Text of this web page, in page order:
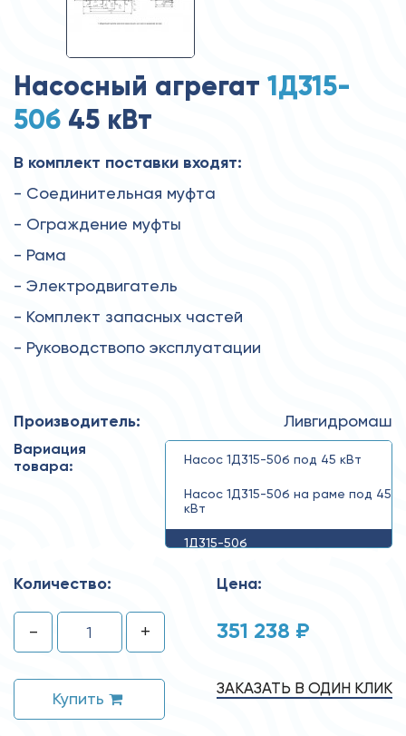
Насосный агрегат 1Д315-
50б 45 кВт
В комплект поставки входят:
- Соединительная муфта
- Ограждение муфты
- Рама
- Электродвигатель
- Комплект запасных частей
- Руководствопо эксплуатации
Производитель: Ливгидромаш
Вариация
товара:
Насос 1Д315-50б под 45 кВт
Насос 1Д315-50б на раме под 45
кВт
1Д315-50б
Количество:
- +
Купить
Цена:
351 238 ₽
ЗАКАЗАТЬ В ОДИН КЛИК